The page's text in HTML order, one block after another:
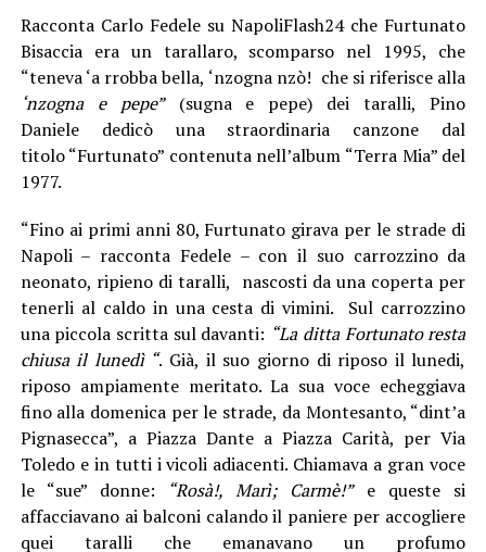
Racconta Carlo Fedele su NapoliFlash24 che Furtunato
Bisaccia era un tarallaro, scomparso nel 1995, che
“teneva ‘a rrobba bella, ‘nzogna nzò! che si riferisce alla
‘nzogna e pepe”(sugna e pepe) dei taralli, Pino
Daniele dedicò una straordinaria canzone dal
titolo “Furtunato” contenuta nell’album “Terra Mia” del
1977.
“Fino ai primi anni 80, Furtunato girava per le strade di
Napoli – racconta Fedele – con il suo carrozzino da
neonato, ripieno di taralli, nascosti da una coperta per
tenerli al caldo in una cesta di vimini. Sul carrozzino
una piccola scritta sul davanti: “La ditta Fortunato resta
chiusa il lunedì “. Già, il suo giorno di riposo il lunedi,
riposo ampiamente meritato. La sua voce echeggiava
fino alla domenica per le strade, da Montesanto, “dint’a
Pignasecca”, a Piazza Dante a Piazza Carità, per Via
Toledo e in tutti i vicoli adiacenti. Chiamava a gran voce
le “sue” donne: “Rosà!, Marì; Carmè!”e queste si
affacciavano ai balconi calando il paniere per accogliere
quei taralli che emanavano un profumo